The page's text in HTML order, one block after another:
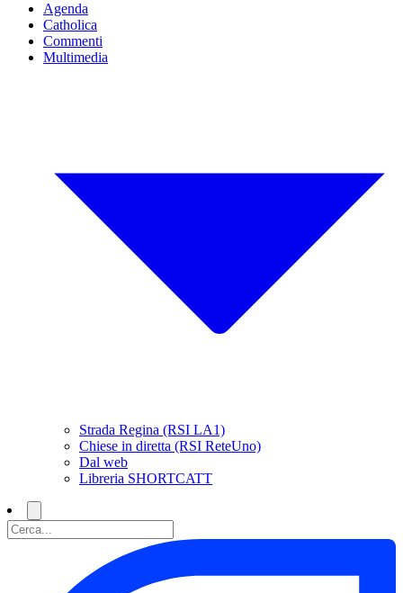
Agenda
Catholica
Commenti
Multimedia
Strada Regina (RSI LA1)
Chiese in diretta (RSI ReteUno)
Dal web
Libreria SHORTCATT